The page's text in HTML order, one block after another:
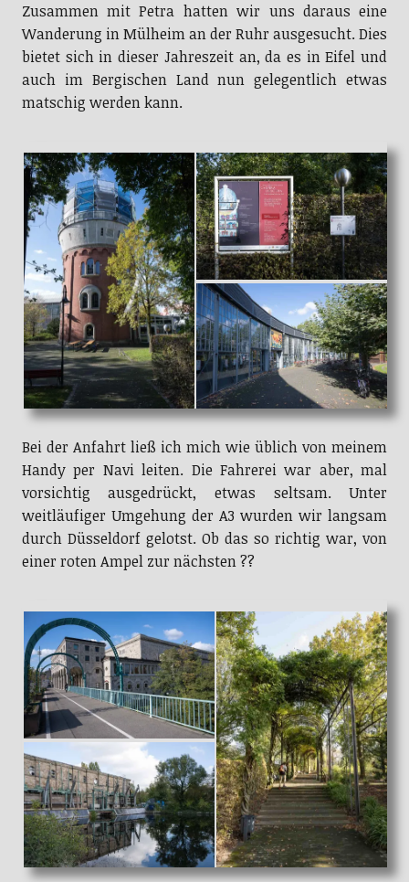
Zusammen mit Petra hatten wir uns daraus eine
Wanderung in Mülheim an der Ruhr ausgesucht. Dies
bietet sich in dieser Jahreszeit an, da es in Eifel und
auch im Bergischen Land nun gelegentlich etwas
matschig werden kann.
Bei der Anfahrt ließ ich mich wie üblich von meinem
Handy per Navi leiten. Die Fahrerei war aber, mal
vorsichtig ausgedrückt, etwas seltsam. Unter
weitläufiger Umgehung der A3 wurden wir langsam
durch Düsseldorf gelotst. Ob das so richtig war, von
einer roten Ampel zur nächsten ??